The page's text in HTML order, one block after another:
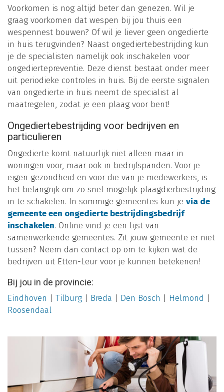
Voorkomen is nog altijd beter dan genezen. Wil je
graag voorkomen dat wespen bij jou thuis een
wespennest bouwen? Of wil je liever geen ongedierte
in huis terugvinden? Naast ongediertebestrijding kun
je de specialisten namelijk ook inschakelen voor
ongediertepreventie. Deze dienst bestaat onder meer
uit periodieke controles in huis. Bij de eerste signalen
van ongedierte in huis neemt de specialist al
maatregelen, zodat je een plaag voor bent!
Ongediertebestrijding voor bedrijven en
particulieren
Ongedierte komt natuurlijk niet alleen maar in
woningen voor, maar ook in bedrijfspanden. Voor je
eigen gezondheid en voor die van je medewerkers, is
het belangrijk om zo snel mogelijk plaagdierbestrijding
in te schakelen. In sommige gemeentes kun je via de
gemeente een ongedierte bestrijdingsbedrijf
inschakelen. Online vind je een lijst van
samenwerkende gemeentes. Zit jouw gemeente er niet
tussen? Neem dan contact op om te kijken wat de
bedrijven uit Etten-Leur voor je kunnen betekenen!
Bij jou in de provincie:
Eindhoven Tilburg Breda Den Bosch Helmond
Roosendaal